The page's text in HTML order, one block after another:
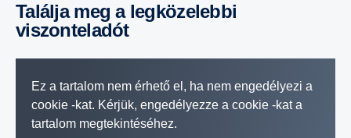
Találja meg a legközelebbi
viszonteladót
Ez a tartalom nem érhető el, ha nem engedélyezi a
cookie -kat. Kérjük, engedélyezze a cookie -kat a
tartalom megtekintéséhez.